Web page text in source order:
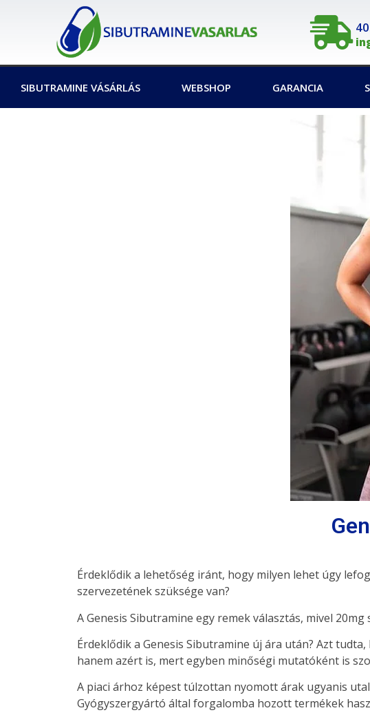
SIBUTRAMINE VÁSÁRLÁS WEBSHOP GARANCIA
Érdeklődik a lehetőség iránt, hogy milyen lehet úgy
szervezetének szüksége van?
A Genesis Sibutramine egy remek választás, mivel
Érdeklődik a Genesis Sibutramine új ára után? Azt
hanem azért is, mert egyben minőségi mutatóként is
A piaci árhoz képest túlzottan nyomott árak ugyanis
Gyógyszergyártó által forgalomba hozott termékek